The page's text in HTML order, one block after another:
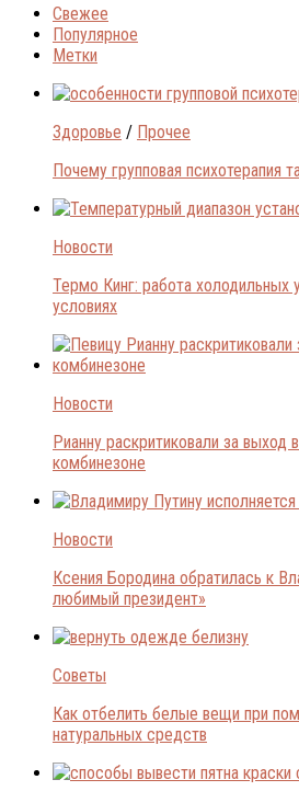
Свежее
Популярное
Метки
Здоровье / Прочее
Почему групповая психотерапия
Новости
Термо Кинг: работа холодильных
условиях
Новости
Рианну раскритиковали за
комбинезоне
Новости
Ксения Бородина обратилась к
любимый президент»
Советы
Как отбелить белые вещи при
натуральных средств